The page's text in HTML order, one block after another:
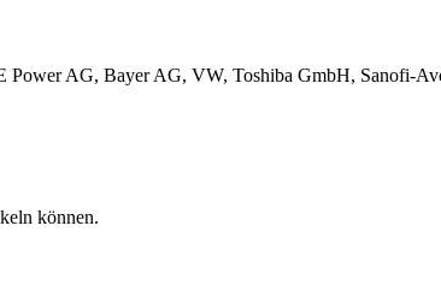
Power AG, Bayer AG, VW, Toshiba GmbH, Sanofi-
können.